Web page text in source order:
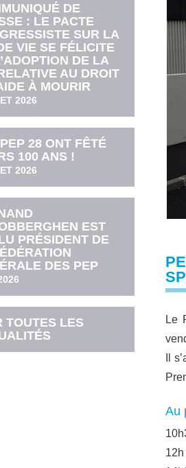
DE
: LE PACTE
SUR LA
VIE SE FÉLICITE
DE LA
AU DROIT
À MOURIR
2026
28 ONT FÊTÉ
100 ANS !
2026
EST
PRÉSIDENT DE
DES PEP
TOUTES LES
Le
Il
Au